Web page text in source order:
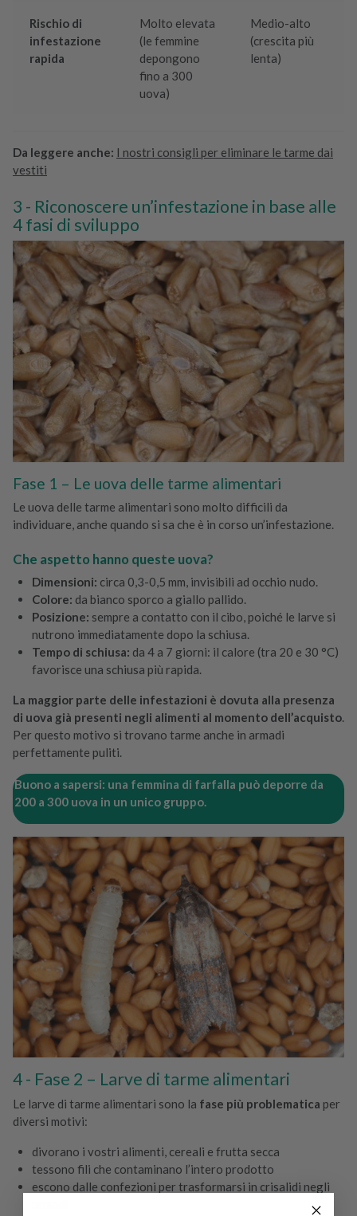
Rischio di
infestazione
rapida
Molto elevata
(le femmine
depongono
fino a 300
uova)
Medio-alto
(crescita più
lenta)
Da leggere anche: I nostri consigli per eliminare le tarme dai
vestiti
Riconoscere un’infestazione in base alle
4 fasi di sviluppo
Fase 1 – Le uova delle tarme alimentari
Le uova delle tarme alimentari sono molto difficili da
individuare, anche quando si sa che è in corso un’infestazione.
Che aspetto hanno queste uova?
Dimensioni: circa 0,3-0,5 mm, invisibili ad occhio nudo.
Colore: da bianco sporco a giallo pallido.
Posizione: sempre a contatto con il cibo, poiché le larve si
nutrono immediatamente dopo la schiusa.
Tempo di schiusa: da 4 a 7 giorni: il calore (tra 20 e 30 °C)
favorisce una schiusa più rapida.
La maggior parte delle infestazioni è dovuta alla presenza
di uova già presenti negli alimenti al momento dell’acquisto.
Per questo motivo si trovano tarme anche in armadi
perfettamente puliti.
Buono a sapersi: una femmina di farfalla può deporre da
200 a 300 uova in un unico gruppo.
Fase 2 – Larve di tarme alimentari
Le larve di tarme alimentari sono la fase più problematica per
diversi motivi:
divorano i vostri alimenti, cereali e frutta secca
tessono fili che contaminano l’intero prodotto
escono dalle confezioni per trasformarsi in crisalidi negli